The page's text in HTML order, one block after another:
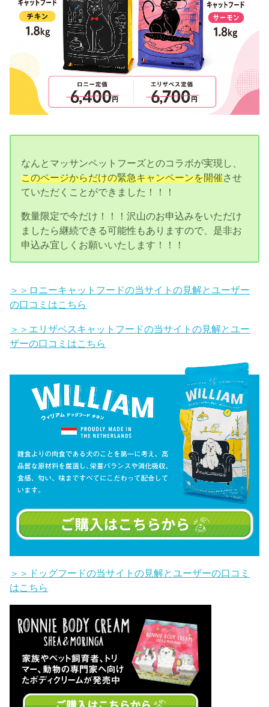
なんとマッサンペットフーズとのコラボが実現し、
このページからだけの緊急キャンペーンを開催させ
ていただくことができました！！！
数量限定で今だけ！！！沢山のお申込みをいただけ
ましたら継続できる可能性もありますので、是非お
申込み宜しくお願いいたします！！！
＞＞ロニーキャットフードの当サイトの見解とユーザー
の口コミはこちら
＞＞エリザベスキャットフードの当サイトの見解とユー
ザーの口コミはこちら
＞＞ドッグフードの当サイトの見解とユーザーの口コミ
はこちら